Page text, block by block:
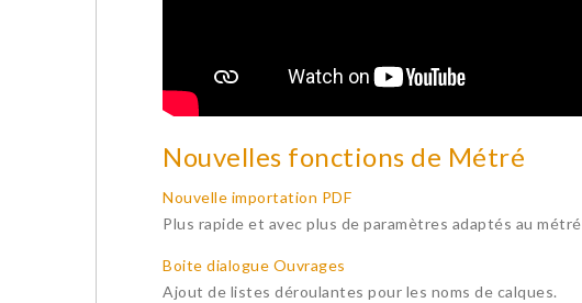
Nouvelles fonctions de Métré
Nouvelle importation PDF
Plus rapide et avec plus de paramètres adaptés au métré
Boite dialogue Ouvrages
Ajout de listes déroulantes pour les noms de calques.